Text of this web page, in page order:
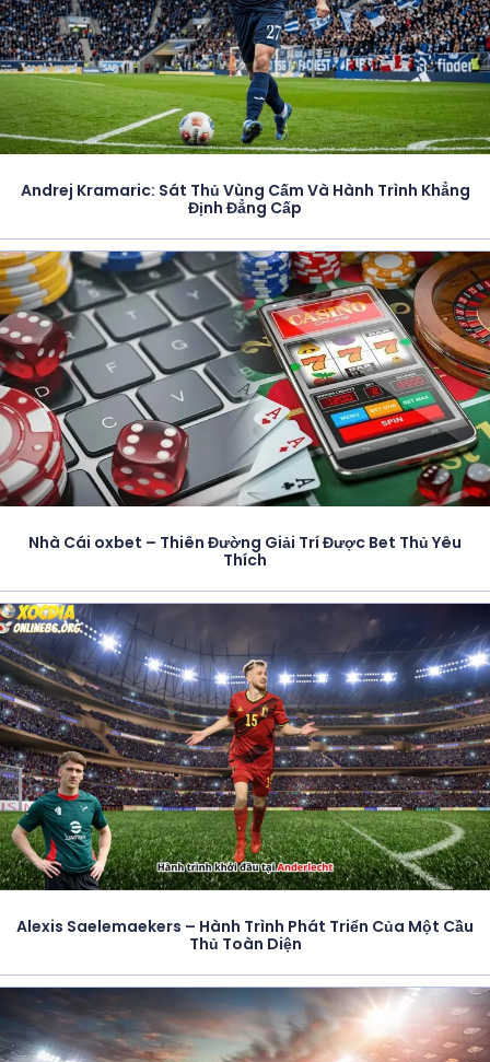
Andrej Kramaric: Sát Thủ Vùng Cấm Và Hành Trình Khẳng
Định Đẳng Cấp
Nhà Cái oxbet – Thiên Đường Giải Trí Được Bet Thủ Yêu
Thích
Alexis Saelemaekers – Hành Trình Phát Triển Của Một Cầu
Thủ Toàn Diện